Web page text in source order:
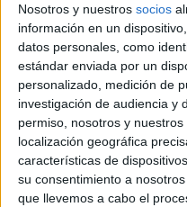
Nosotros y nuestros socios
información en un
datos personales, como
estándar enviada por un
personalizado, medición de
investigación de audiencia y
permiso, nosotros y
localización geográfica
características de
su consentimiento a
que llevemos a cabo el
WRC
S-CER
ERC
CERA
CERT
Internacionales
Campeonatos
Históricos
Dakar
RallyCross